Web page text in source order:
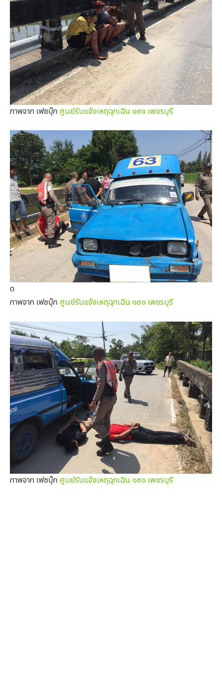
ภาพจาก เฟซบุ๊ก ศูนย์รับแจ้งเหตุฉุกเฉิน ๑๙๑ เพชรบุรี
ด
ภาพจาก เฟซบุ๊ก ศูนย์รับแจ้งเหตุฉุกเฉิน ๑๙๑ เพชรบุรี
ภาพจาก เฟซบุ๊ก ศูนย์รับแจ้งเหตุฉุกเฉิน ๑๙๑ เพชรบุรี